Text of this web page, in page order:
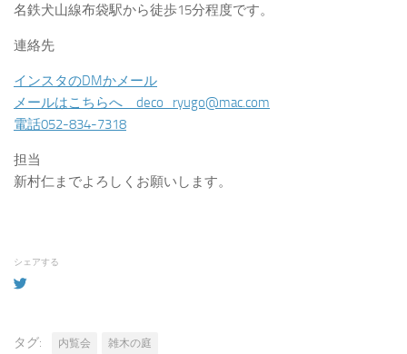
名鉄犬山線布袋駅から徒歩15分程度です。
連絡先
インスタのDMかメール
メールはこちらへ deco_ryugo@mac.com
電話052-834-7318
担当
新村仁までよろしくお願いします。
シェアする
タグ: 内覧会 雑木の庭